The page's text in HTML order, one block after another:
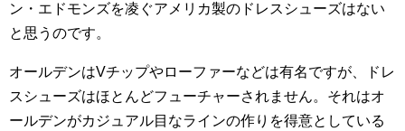
ン・エドモンズを凌ぐアメリカ製のドレスシューズはない
と思うのです。
オールデンはVチップやローファーなどは有名ですが、ドレ
スシューズはほとんどフューチャーされません。それはオ
ールデンがカジュアル目なラインの作りを得意としている